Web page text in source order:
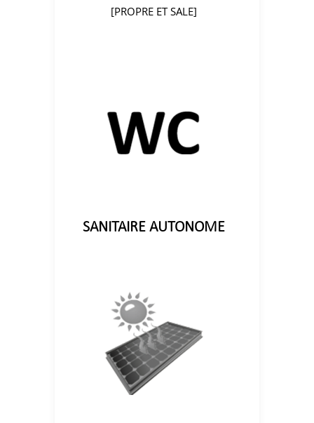
[PROPRE ET SALE]
SANITAIRE AUTONOME